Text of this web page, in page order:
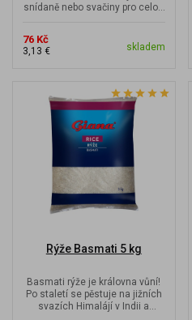
snídaně nebo svačiny pro celou
76 Kč
3,13 € skladem
Rýže Basmati 5 kg
Basmati rýže je královna vůní!
Po staletí se pěstuje na jižních
svazích Himalájí v Indii a